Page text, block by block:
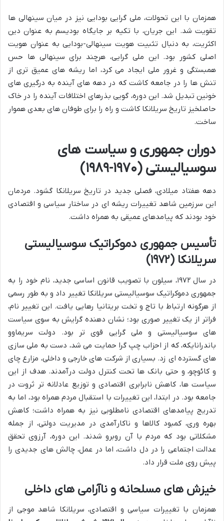
همزمان با این تحولات، ملی گرایی بودایی نیز در میان سینهالی ها
تقویت شد. این جریان، با تکیه بر جایگاه بودیسم به عنوان دین
اکثریت، به دنبال تثبیت هویت سینهالی-بودایی به عنوان هویت
اصلی کشور بود. این ملی گرایی، هرچند برای سینهالی ها حس
همبستگی و غرور ملی ایجاد می کرد، اما ریشه های عمیق تری از
تنش ها را در جامعه کاشت که در دهه های آینده به درگیری های
خونین تبدیل شد. این دوره، گویی بذرهای اختلافات آینده را در خاک
حاصلخیز تاریخ سریلانکا کاشت و راه را برای طوفان های بعدی هموار
ساخت.
دوران جمهوری و سیاست های
سوسیالیستی (۱۹۷۰-۱۹۸۹)
دهه هفتاد میلادی، فصلی جدید در تاریخ سریلانکا گشود. مردمان
این سرزمین شاهد تغییرات ریشه ای در ساختار سیاسی و اقتصادی
خود بودند که پیامدهای عمیقی به همراه داشت.
تأسیس جمهوری دموکراتیک سوسیالیستی
سریلانکا (۱۹۷۲)
در سال ۱۹۷۲، سیلون با تصویب قانون اساسی جدید، نام خود را به
جمهوری دموکراتیک سوسیالیستی سریلانکا تغییر داد و به طور رسمی
از هرگونه ارتباط با تاج و تخت بریتانیا رهایی یافت. این تغییر نام،
فراتر از یک تغییر صوری بود؛ نشان دهنده گرایش به سوی سیاست
های سوسیالیستی و ملی گرایی قوی تر بود. دولت سریماوو
باندرانایکه، که از احزاب چپ گرا حمایت می شد، دست به ملی سازی
های گسترده ای زد. بسیاری از شرکت های خارجی و داخلی، مزارع چای
و کائوچو، و حتی بانک ها تحت کنترل دولت درآمدند. هدف از این
سیاست ها، کاهش نابرابری اقتصادی و توزیع عادلانه تر ثروت در
جامعه بود. در ابتدا، این تغییرات با استقبال مردم همراه بود، اما به
تدریج پیامدهای اقتصادی نامطلوبی نیز به همراه داشت؛ کاهش
بهره وری، کمبود کالاها و ناکارآمدی در مدیریت دولتی، از جمله
مشکلاتی بود که مردم با آن روبرو شدند. این دوره، آرزوی تحقق
عدالت اجتماعی را در دل داشت، اما در عمل، چالش های جدیدی را
پیش روی ملت قرار داد.
خیزش های مسلحانه و ناآرامی های داخلی
همزمان با تغییرات سیاسی و اقتصادی، سریلانکا شاهد موجی از